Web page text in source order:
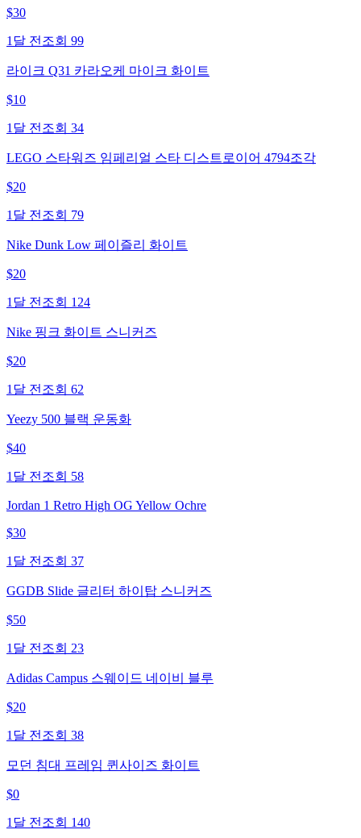
$30
1달 전 조회 99
라이크 Q31 카라오케 마이크 화이트
$10
1달 전 조회 34
LEGO 스타워즈 임페리얼 스타 디스트로이어 4794조각
$20
1달 전 조회 79
Nike Dunk Low 페이즐리 화이트
$20
1달 전 조회 124
Nike 핑크 화이트 스니커즈
$20
1달 전 조회 62
Yeezy 500 블랙 운동화
$40
1달 전 조회 58
Jordan 1 Retro High OG Yellow Ochre
$30
1달 전 조회 37
GGDB Slide 글리터 하이탑 스니커즈
$50
1달 전 조회 23
Adidas Campus 스웨이드 네이비 블루
$20
1달 전 조회 38
모던 침대 프레임 퀸사이즈 화이트
$0
1달 전 조회 140